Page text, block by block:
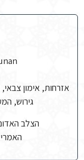
אזרחות, אימון
גירוש,
הצלב